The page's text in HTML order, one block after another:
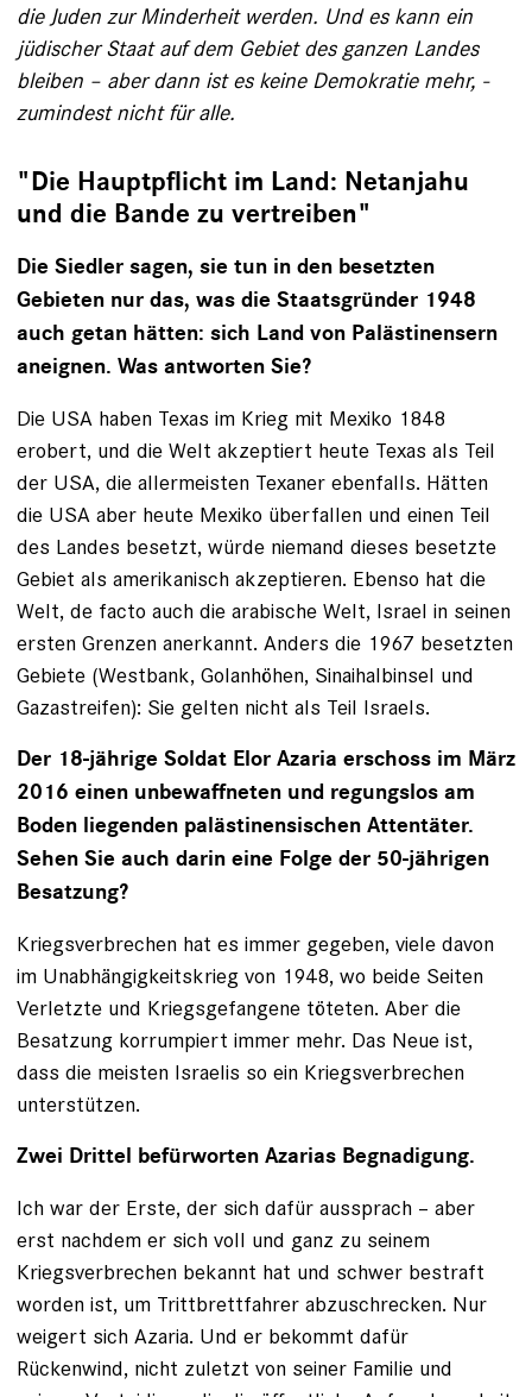
die ­Juden zur Minderheit werden. Und es kann ein
jüdischer Staat auf dem Gebiet des ganzen Landes
bleiben – aber dann ist es keine Demokratie mehr, ­
zumindest nicht für ­alle.
"Die Hauptpflicht im Land: Netanjahu
und die Bande zu vertreiben"
Die Siedler sagen, sie tun in den besetzten
Gebieten nur das, was die Staatsgründer 1948
auch getan hätten: sich Land von Palästinensern
aneignen. Was antworten Sie?
Die USA haben Texas im Krieg mit Mexiko 1848
erobert, und die Welt akzeptiert heute Texas als Teil
der USA, die allermeisten Texaner ebenfalls. Hätten
die USA aber ­heute Mexiko überfallen und einen Teil
des Landes besetzt, ­würde niemand dieses besetzte
Gebiet als amerikanisch akzeptieren. Ebenso hat die
Welt, de facto auch die arabische Welt, Israel in seinen
ersten Grenzen anerkannt. Anders die 1967 besetzten
Gebiete (Westbank, Golanhöhen, Sinaihalbinsel und
Gazastreifen): Sie gelten nicht als Teil Israels.
Der 18-jährige Soldat Elor Azaria erschoss im März
2016 einen unbewaffneten und regungslos am
Boden liegenden palästinensischen Attentäter.
Sehen Sie auch darin eine Folge der 50-jährigen
Besatzung?
Kriegsverbrechen hat es immer gegeben, viele davon
im Unabhängigkeitskrieg von 1948, wo beide Seiten
Verletzte und Kriegsgefangene töteten. Aber die
Besatzung korrumpiert immer mehr. Das Neue ist,
dass die meisten Israelis so ein Kriegsverbrechen
unterstützen.
Zwei Drittel befürworten Azarias Begnadigung.
Ich war der Erste, der sich dafür aussprach – aber
erst nachdem er sich voll und ganz zu seinem
Kriegsver­brechen bekannt hat und schwer bestraft
worden ist, um Trittbrettfahrer abzuschrecken. Nur
weigert sich Azaria. Und er bekommt dafür
Rückenwind, nicht zuletzt von seiner Familie und